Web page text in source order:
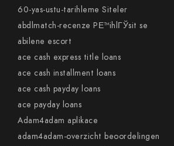
60-yas-ustu-tarihleme Siteler
abdlmatch-recenze PЕ™ihlГЎsit se
abilene escort
ace cash express title loans
ace cash installment loans
ace cash payday loans
ace payday loans
Adam4adam aplikace
adam4adam-overzicht beoordelingen